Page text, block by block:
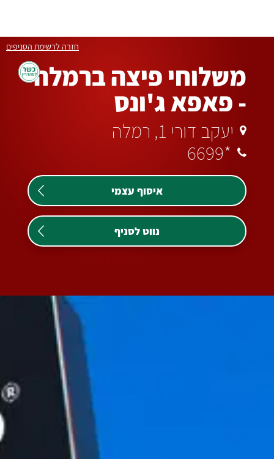
משלוחי פיצה ברמלה
- פאפא ג'ונס
יעקב דורי 1, רמלה
*6699
איסוף עצמי
נווט לסניף
חזרה לרשימת הסניפים